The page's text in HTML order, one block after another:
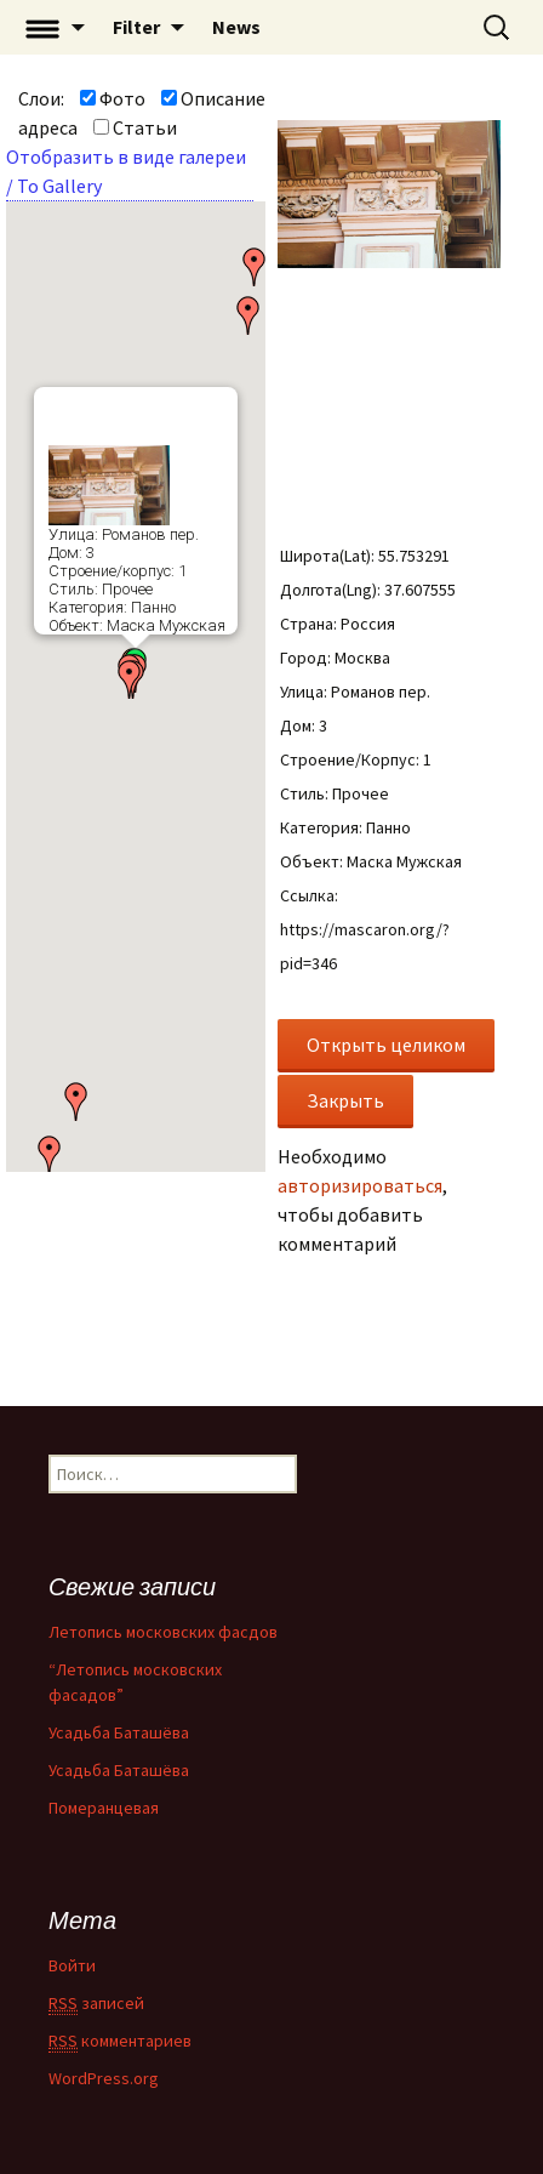
«Mascaron: Незримый
город» | mascaron.org
Filter News Найти:
Слои: Фото
Описание
адреса
Статьи
Отобразить в виде галереи
/ To Gallery
Улица: Романов пер.
Дом: 3
Строение/корпус: 1
Стиль: Прочее
Категория: Панно
Объект: Маска Мужская
Широта(Lat): 55.753291
Долгота(Lng): 37.607555
Страна: Россия
Город: Москва
Улица: Романов пер.
Дом: 3
Строение/Корпус: 1
Стиль: Прочее
Категория: Панно
Объект: Маска Мужская
Ссылка:
https://mascaron.org/?
pid=346
Необходимо
авторизироваться,
чтобы добавить
комментарий
Н
а
:Свежие записи
Летопись московских фасдов
“Летопись московских
фасадов”
Усадьба Баташёва
Усадьба Баташёва
Померанцевая
Мета
Войти
RSS записей
RSS комментариев
WordPress.org